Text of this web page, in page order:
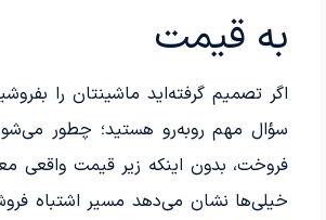
به قیمت
اگر تصمیم گرفته‌اید ماشینتان را
سؤال مهم روبه‌رو هستید؛ چطور
فروخت، بدون اینکه زیر قیمت واقعی
خیلی‌ها نشان می‌دهد مسیر اشتباه